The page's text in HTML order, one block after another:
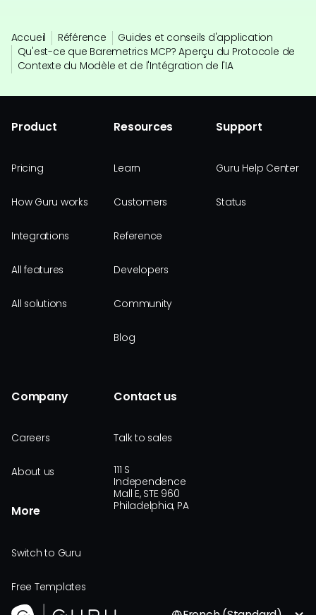
Accueil Référence
Guides et conseils d'application
Qu'est-ce que Baremetrics MCP? Aperçu du Protocole de
Contexte du Modèle et de l'Intégration de l'IA
Product
Pricing
How Guru works
Integrations
All features
All solutions
Resources
Learn
Customers
Reference
Developers
Community
Blog
Support
Guru Help Center
Status
Company
Careers
About us
More
Switch to Guru
Free Templates
Contact us
Talk to sales
111 S
Independence
Mall E, STE 960
Philadelphia, PA